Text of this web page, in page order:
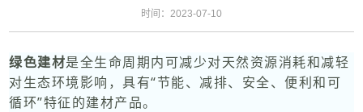
时间：2023-07-10
绿色建材是全生命周期内可减少对天然资源消耗和减轻
对生态环境影响，具有“节能、减排、安全、便利和可
循环”特征的建材产品。